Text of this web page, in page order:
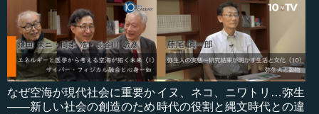
なぜ空海が現代社会に重要か
――新しい社会の創造のため
イヌ、ネコ、ニワトリ…弥生
時代の役割と縄文時代との違